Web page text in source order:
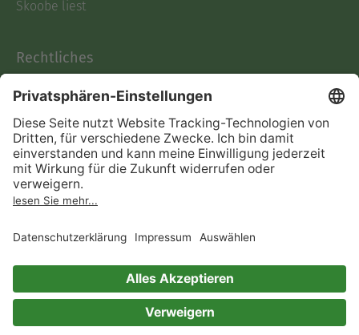
Skoobe liest
Rechtliches
AGB
Informationen nach Data
Act
Verträge hier kündigen
Impressum
Immer ein gutes Buch